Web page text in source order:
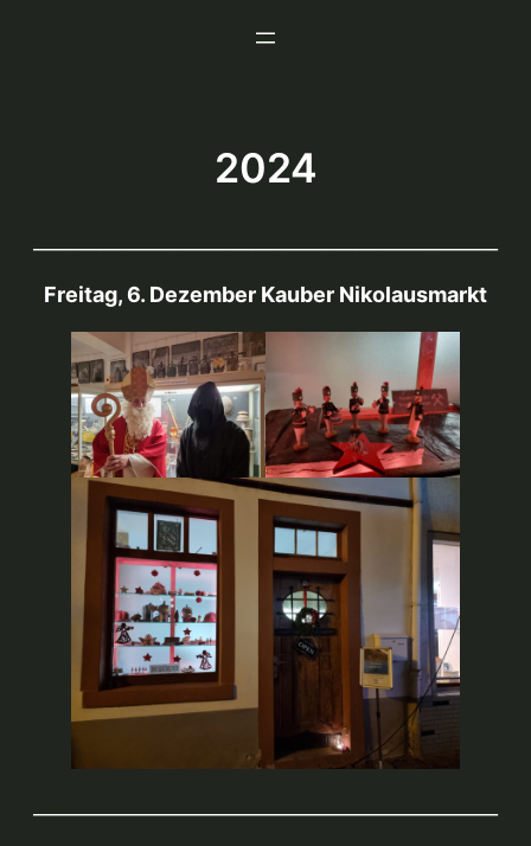
2024
Freitag, 6. Dezember Kauber Nikolausmarkt